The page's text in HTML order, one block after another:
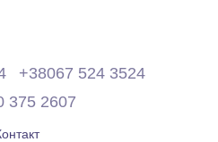
+38067 524 3524
375 2607